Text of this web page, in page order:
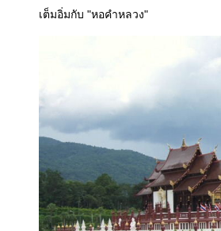
เต็มอิ่มกับ "หอคำหลวง"